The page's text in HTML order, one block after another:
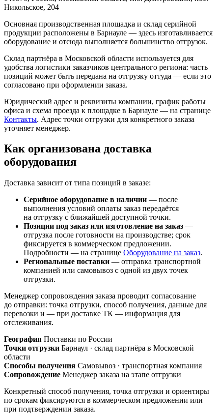
Никольское, 204
Основная производственная площадка и склад серийной
продукции расположены в Барнауле — здесь изготавливается
оборудование и отсюда выполняется большинство отгрузок.
Склад партнёра в Московской области используется для
удобства логистики заказчиков центрального региона: часть
позиций может быть передана на отгрузку оттуда — если это
согласовано при оформлении заказа.
Юридический адрес и реквизиты компании, график работы
офиса и схема проезда к площадке в Барнауле — на странице
Контакты. Адрес точки отгрузки для конкретного заказа
уточняет менеджер.
Как организована доставка
оборудования
Доставка зависит от типа позиций в заказе:
Серийное оборудование в наличии — после
выполнения условий оплаты заказ передаётся
на отгрузку с ближайшей доступной точки.
Позиции под заказ или изготовление на заказ —
отгрузка после готовности на производстве; срок
фиксируется в коммерческом предложении.
Подробности — на странице Оборудование на заказ.
Региональные поставки — отправка транспортной
компанией или самовывоз с одной из двух точек
отгрузки.
Менеджер сопровождения заказа проводит согласование
до отправки: точка отгрузки, способ получения, данные для
перевозки и — при доставке ТК — информация для
отслеживания.
География Поставки по России
Точки отгрузки Барнаул · склад партнёра в Московской
области
Способы получения Самовывоз · транспортная компания
Сопровождение Менеджер заказа на этапе отгрузки
Конкретный способ получения, точка отгрузки и ориентиры
по срокам фиксируются в коммерческом предложении или
при подтверждении заказа.